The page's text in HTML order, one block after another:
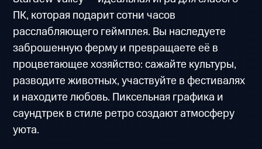
ПК, которая подарит сотни часов
расслабляющего геймплея. Вы наследуете
заброшенную ферму и превращаете её в
процветающее хозяйство: сажайте культуры,
разводите животных, участвуйте в фестивалях
и находите любовь. Пиксельная графика и
саундтрек в стиле ретро создают атмосферу
уюта.